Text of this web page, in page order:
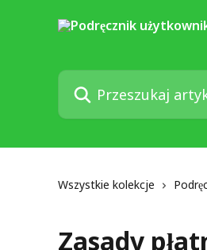
Przeszukaj artykuły...
Wszystkie kolekcje
Zasady